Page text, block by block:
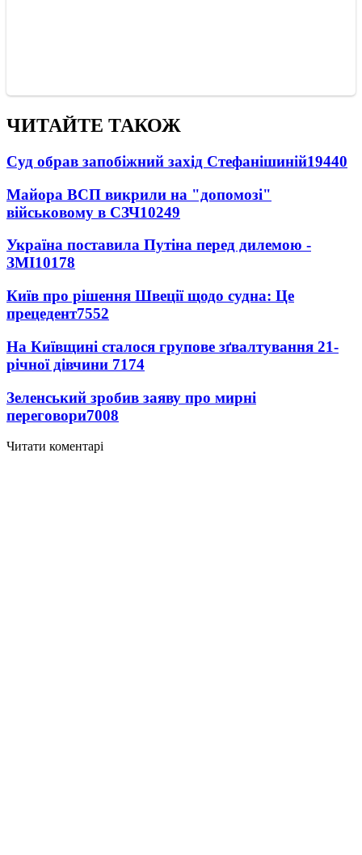
ЧИТАЙТЕ ТАКОЖ
Суд обрав запобіжний захід Стефанішиній19440
Майора ВСП викрили на "допомозі"
військовому в СЗЧ10249
Україна поставила Путіна перед дилемою -
ЗМІ10178
Київ про рішення Швеції щодо судна: Це
прецедент7552
На Київщині сталося групове зґвалтування 21-
річної дівчини 7174
Зеленський зробив заяву про мирні
переговори7008
Читати коментарі